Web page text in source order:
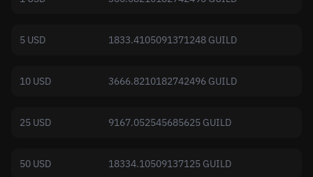
5 USD 1833.4105091371248 GUILD
10 USD 3666.8210182742496 GUILD
25 USD 9167.052545685625 GUILD
50 USD 18334.10509137125 GUILD